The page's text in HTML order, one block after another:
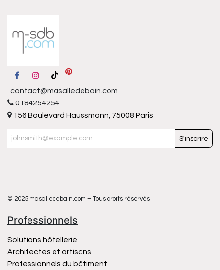
contact@masalledebain.com
0184254254
156 Boulevard Haussmann, 75008 Paris
S'inscrire
© 2025 masalledebain.com – Tous droits réservés
Professionnels
Solutions hôtellerie
Architectes et artisans
Professionnels du bâtiment